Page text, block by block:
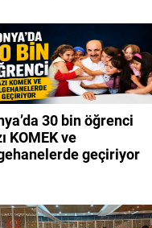
30 bin öğrenci
KOMEK ve
geçiriyor